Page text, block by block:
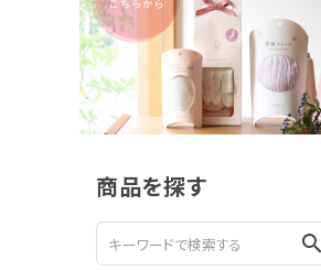
新着＆再入荷商品
カテゴリーから探す
ギフトを探す
ブランドから探す商品を探す
search